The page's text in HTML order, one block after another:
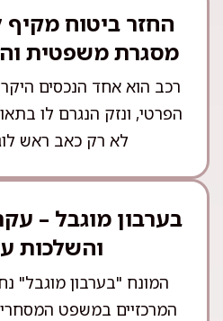
החזר ביטוח
מסגרת משפטית
רכב הוא אחד הנכסים
הפרטי, ונזק הנגרם לו
לא רק כאב ראש
בערבון מוגבל –
והשלכות
המונח "בערבון מוגבל"
המרכזיים במשפט המסחרי